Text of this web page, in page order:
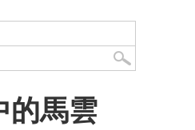
的馬雲